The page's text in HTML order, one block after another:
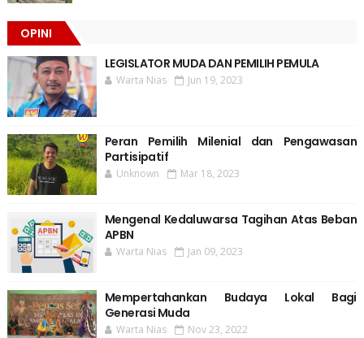
OPINI
LEGISLATOR MUDA DAN PEMILIH PEMULA
Warta Nias Jun 19, 2023
Peran Pemilih Milenial dan Pengawasan
Partisipatif
Unknown Mar 18, 2023
Mengenal Kedaluwarsa Tagihan Atas Beban
APBN
Warta Nias Jan 09, 2023
Mempertahankan Budaya Lokal Bagi
Generasi Muda
Warta Nias Nov 23, 2022